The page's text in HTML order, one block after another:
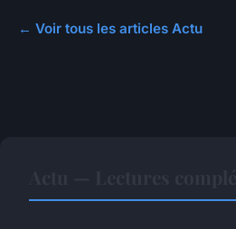
← Voir tous les articles Actu